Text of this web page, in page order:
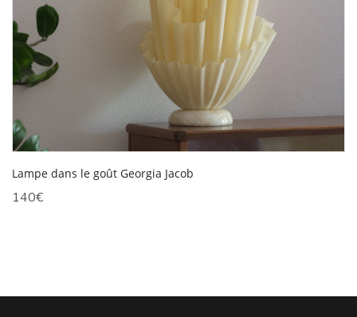
Lampe dans le goût Georgia Jacob
140€